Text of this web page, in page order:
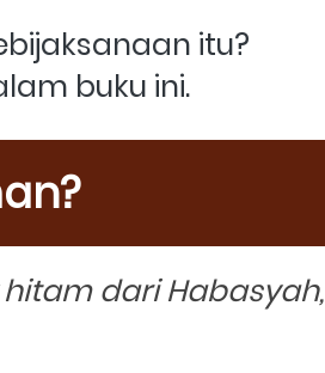
itu?
buku ini.
dari Habasyah,